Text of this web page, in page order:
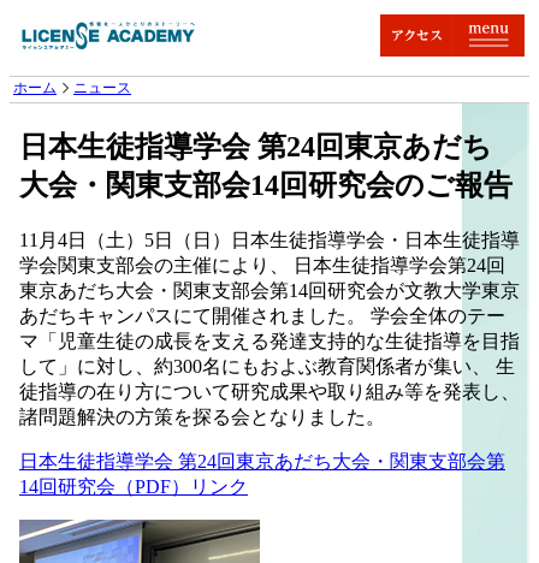
ホーム ニュース
日本生徒指導学会 第24回東京あだち
大会・関東支部会14回研究会のご報告
11月4日（土）5日（日）日本生徒指導学会・日本生徒指導
学会関東支部会の主催により、 日本生徒指導学会第24回
東京あだち大会・関東支部会第14回研究会が文教大学東京
あだちキャンパスにて開催されました。 学会全体のテー
マ「児童生徒の成長を支える発達支持的な生徒指導を目指
して」に対し、約300名にもおよぶ教育関係者が集い、 生
徒指導の在り方について研究成果や取り組み等を発表し、
諸問題解決の方策を探る会となりました。
日本生徒指導学会 第24回東京あだち大会・関東支部会第
14回研究会（PDF）リンク